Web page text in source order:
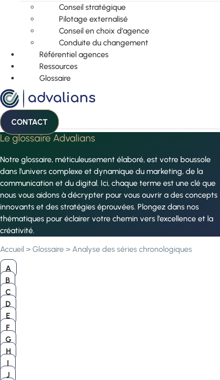
Conseil stratégique
Pilotage externalisé
Conseil en choix d’agence
Conduite du changement
Référentiel agences
Ressources
Glossaire
CONTACT
Le glossaire Advalians
Notre glossaire, méticuleusement élaboré, est votre boussole
dans l’univers complexe et dynamique du marketing, de la
communication et du digital. Ici, chaque terme est une clé que
nous vous aidons à décrypter pour vous ouvrir a des concepts
innovants et des stratégies éprouvées. Plongez dans nos
thématiques pour éclairer votre chemin vers l’excellence et la
créativité.
Accueil > Glossaire > Analyse des séries chronologiques
A
B
C
D
E
F
G
H
I
J